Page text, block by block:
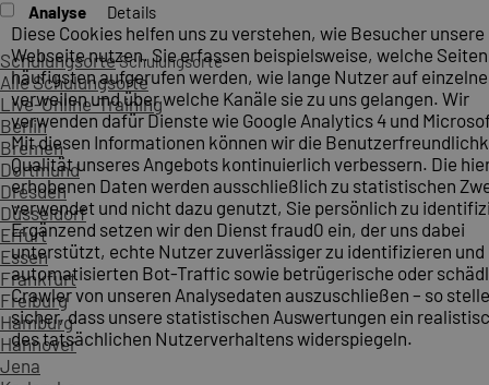
SchulungsorteSchulungsorte
Alle Schulungsorte
Live-Online-Training
Berlin
Bremen
Dortmund
Dresden
Düsseldorf
Erfurt
Essen
Frankfurt
Freiburg
Hamburg
Hannover
Jena
Analyse Details
Diese Cookies helfen uns zu verstehen, wie Besucher unsere
Webseite nutzen. Sie erfassen beispielsweise, welche
häufigsten aufgerufen werden, wie lange Nutzer auf
verweilen und über welche Kanäle sie zu uns gelangen. Wir
verwenden dafür Dienste wie Google Analytics 4 und
Mit diesen Informationen können wir die
Qualität unseres Angebots kontinuierlich verbessern. Die
erhobenen Daten werden ausschließlich zu statistischen
verwendet und nicht dazu genutzt, Sie persönlich zu
Ergänzend setzen wir den Dienst fraud0 ein, der uns dabei
unterstützt, echte Nutzer zuverlässiger zu identifizieren und
automatisierten Bot-Traffic sowie betrügerische oder
Crawler von unseren Analysedaten auszuschließen – so
sicher, dass unsere statistischen Auswertungen ein
des tatsächlichen Nutzerverhaltens widerspiegeln.